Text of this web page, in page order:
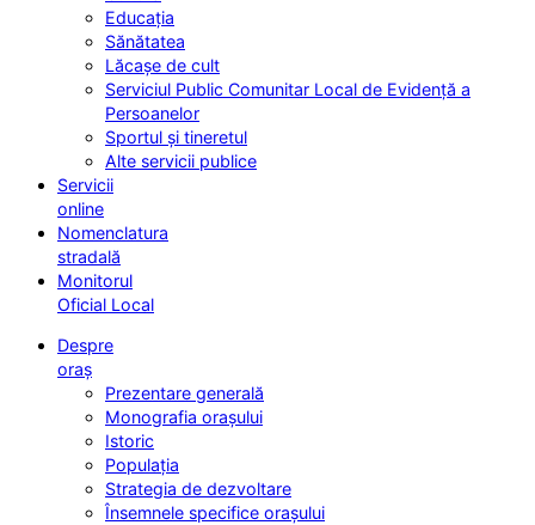
Educația
Sănătatea
Lăcașe de cult
Serviciul Public Comunitar Local de Evidență a
Persoanelor
Sportul și tineretul
Alte servicii publice
Servicii
online
Nomenclatura
stradală
Monitorul
Oficial Local
Despre
oraș
Prezentare generală
Monografia orașului
Istoric
Populația
Strategia de dezvoltare
Însemnele specifice orașului